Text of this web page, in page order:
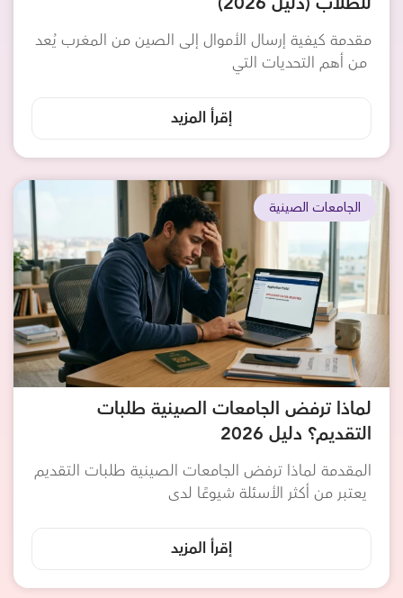
مقدمة كيفية إرسال الأموال إلى الصين من المغرب يُعد
من أهم التحديات التي
إقرأ المزيد
الجامعات الصينية
لماذا ترفض الجامعات الصينية طلبات
التقديم؟ دليل 2026
المقدمة لماذا ترفض الجامعات الصينية طلبات التقديم
يعتبر من أكثر الأسئلة شيوعًا لدى
إقرأ المزيد